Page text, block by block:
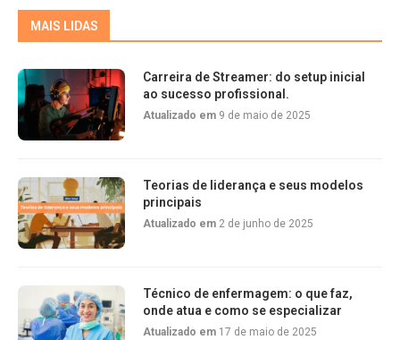
MAIS LIDAS
Carreira de Streamer: do setup inicial
ao sucesso profissional.
Atualizado em 9 de maio de 2025
Teorias de liderança e seus modelos
principais
Atualizado em 2 de junho de 2025
Técnico de enfermagem: o que faz,
onde atua e como se especializar
Atualizado em 17 de maio de 2025